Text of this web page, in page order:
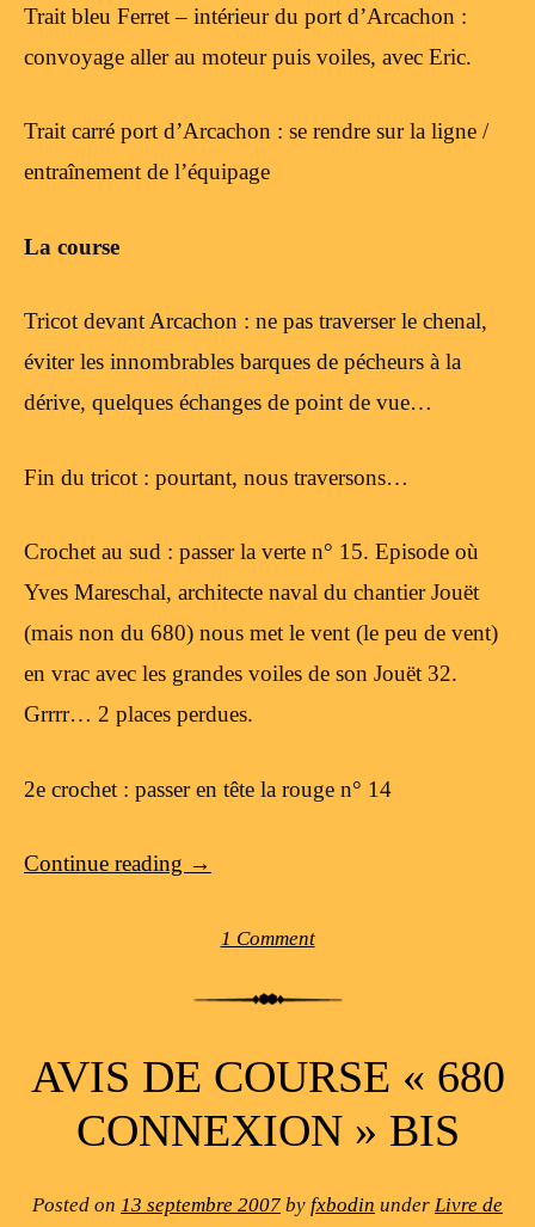
Trait bleu Ferret – intérieur du port d’Arcachon :
convoyage aller au moteur puis voiles, avec Eric.
Trait carré port d’Arcachon : se rendre sur la ligne /
entraînement de l’équipage
La course
Tricot devant Arcachon : ne pas traverser le chenal,
éviter les innombrables barques de pécheurs à la
dérive, quelques échanges de point de vue…
Fin du tricot : pourtant, nous traversons…
Crochet au sud : passer la verte n° 15. Episode où
Yves Mareschal, architecte naval du chantier Jouët
(mais non du 680) nous met le vent (le peu de vent)
en vrac avec les grandes voiles de son Jouët 32.
Grrrr… 2 places perdues.
2e crochet : passer en tête la rouge n° 14
Continue reading →
1 Comment
AVIS DE COURSE « 680
CONNEXION » BIS
Posted on 13 septembre 2007 by fxbodin under Livre de